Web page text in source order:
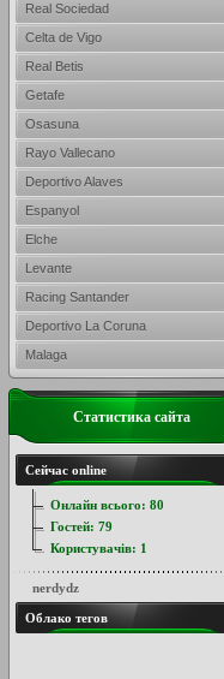
Real Sociedad
Celta de Vigo
Real Betis
Getafe
Osasuna
Rayo Vallecano
Deportivo Alaves
Espanyol
Elche
Levante
Racing Santander
Deportivo La Coruna
Malaga
Статистика сайта
Сейчас online
Онлайн всього: 80
Гостей: 79
Користувачів: 1
nerdydz
Облако тегов